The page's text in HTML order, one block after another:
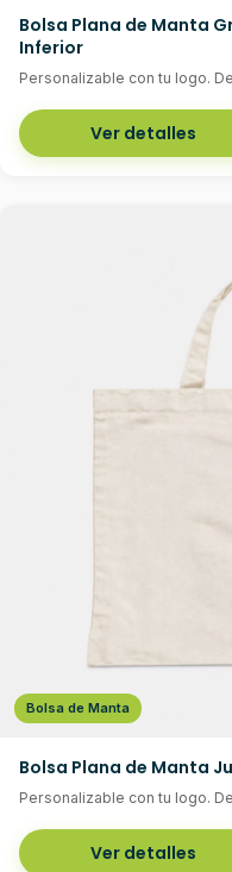
Bolsa Plana de Manta
Inferior
Personalizable con tu logo.
Ver detalles
Bolsa de Manta
Bolsa Plana de Manta
Personalizable con tu logo.
Ver detalles